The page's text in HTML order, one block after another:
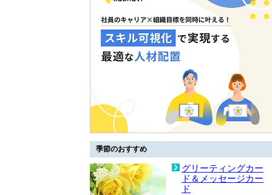
季節のおすすめ
グリーティングカー
ド＆メッセージカー
ド